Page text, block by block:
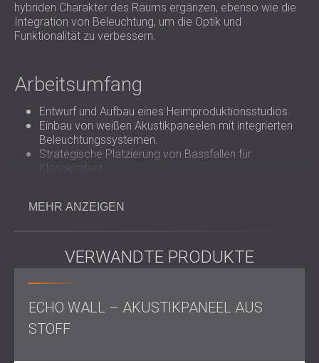
hybriden Charakter des Raums ergänzen, ebenso wie die
Integration von Beleuchtung, um die Optik und
Funktionalität zu verbessern.
Arbeitsumfang
Entwurf und Aufbau eines Heimproduktionsstudios.
Einbau von weißen Akustikpaneelen mit integrierten
Beleuchtungssystemen.
Strategische Platzierung von Bassfallen für
Klangklarheit.
Lösung
schaffen, installierte DECIBEL eine Kombination aus
Akustikplatten, hauptsächlich in Weiß, um eine helle und
luftige Ästhetik zu erhalten. Ausgewählte Platten wurden
mit integrierten Beleuchtungssystemen hervorgehoben,
um die Atmosphäre zu verbessern und eine funktionale
Beleuchtung des Arbeitsbereichs zu gewährleisten.
MEHR ANZEIGEN
VERWANDTE PRODUKTE
ECHO WALL – AKUSTIKPANEEL AUS
STOFF